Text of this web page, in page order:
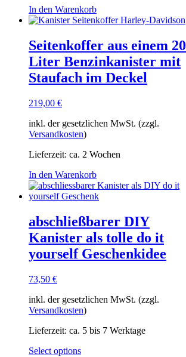
In den Warenkorb
Seitenkoffer aus einem 20
Liter Benzinkanister mit
Staufach im Deckel
219,00 €
inkl. der gesetzlichen MwSt. (zzgl.
Versandkosten)
Lieferzeit: ca. 2 Wochen
In den Warenkorb
abschließbarer DIY
Kanister als tolle do it
yourself Geschenkidee
73,50 €
inkl. der gesetzlichen MwSt. (zzgl.
Versandkosten)
Lieferzeit: ca. 5 bis 7 Werktage
Select options